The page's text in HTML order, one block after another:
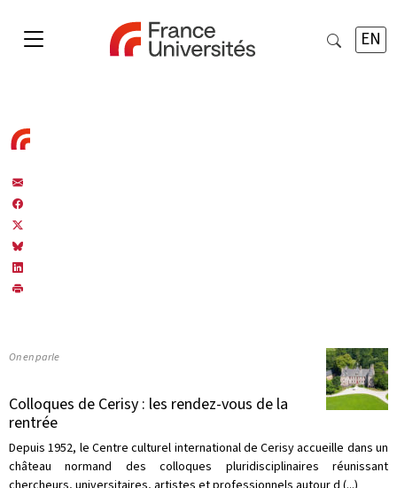
EN
On en parle
Colloques de Cerisy : les rendez-vous de la
rentrée
Depuis 1952, le Centre culturel international de Cerisy accueille dans un
château normand des colloques pluridisciplinaires réunissant